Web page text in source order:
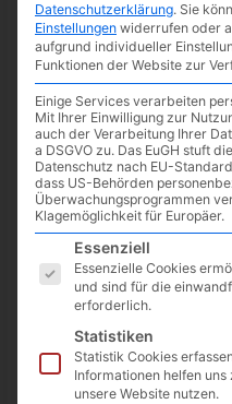
Steam hat den Summer
Vielleicht hat man schon
jetzt reduziert bekommen.
Datenschutzerklärung. Sie
Einstellungen widerrufen oder
aufgrund individueller
Funktionen der Website zur
Einige Services verarbeiten
Mit Ihrer Einwilligung zur
auch der Verarbeitung Ihrer
a DSGVO zu. Das EuGH stuft
Datenschutz nach EU-
dass US-Behörden
Überwachungsprogrammen
Klagemöglichkeit für Europäer.
Es folgt eine Liste der
Essenziell
Essenzielle Cookies
und sind für die
erforderlich.
Statistiken
Statistik Cookies
Informationen helfen
unsere Website nutzen.